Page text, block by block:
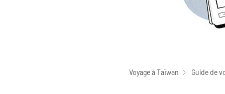
Voyage à Taïwan Guide de